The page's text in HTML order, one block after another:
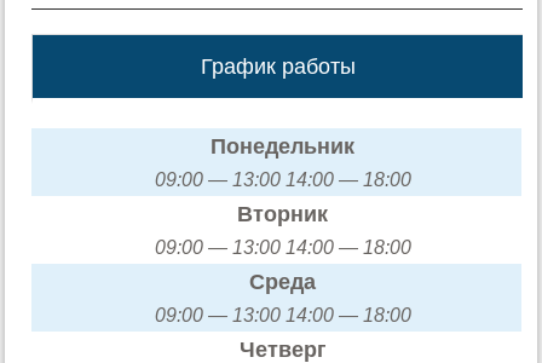
График работы
Понедельник
09:00 — 13:00 14:00 — 18:00
Вторник
09:00 — 13:00 14:00 — 18:00
Среда
09:00 — 13:00 14:00 — 18:00
Четверг